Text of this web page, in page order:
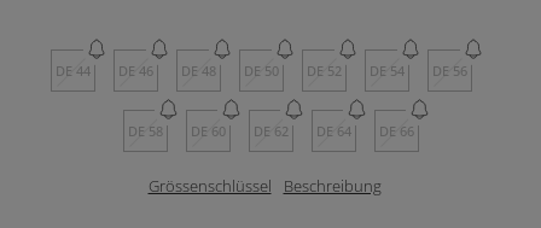
DE 44 DE 46 DE 48 DE 50 DE 52 DE 54 DE 56
DE 58 DE 60 DE 62 DE 64 DE 66
Grössenschlüssel Beschreibung